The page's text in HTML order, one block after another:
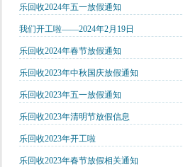
乐回收2024年五一放假通知
我们开工啦——2024年2月19日
乐回收2024年春节放假通知
乐回收2023年中秋国庆放假通知
乐回收2023年五一放假通知
乐回收2023年清明节放假信息
乐回收2023年开工啦
乐回收2023年春节放假相关通知